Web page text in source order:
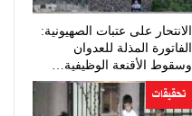
الانتحار على عتبات الصهيونية:
الفاتورة المذلة للعدوان
وسقوط الأقنعة الوظيفية…
تحقيقات